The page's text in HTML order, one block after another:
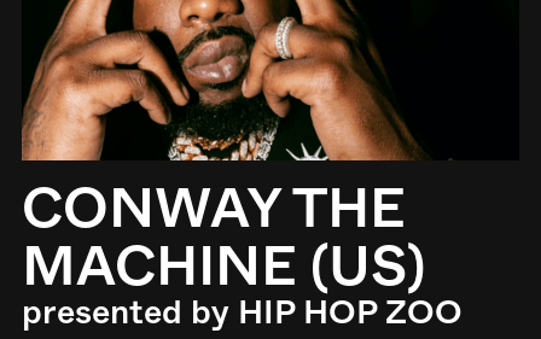
CONWAY THE
MACHINE (US)
presented by HIP HOP ZOO